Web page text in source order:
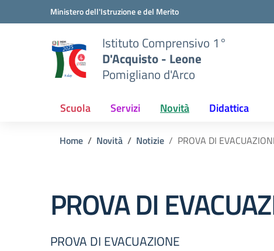
Vai ai contenuti
Vai al menu di navigazioneMinistero dell'Istruzione e del Merito
Istituto Comprensivo 1°
D'Acquisto - Leone
Pomigliano d'Arco
Scuola Servizi Novità Didattica
Home Novità Notizie PROVA DI
PROVA DI
PROVA DI EVACUAZIONE